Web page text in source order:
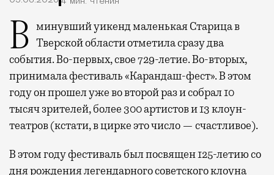
В минувший уикенд маленькая Старица в Тверской области отметила сразу два
события. Во-первых, свое 729-летие. Во-вторых,
принимала фестиваль «Карандаш-фест». В этом
году он прошел уже во второй раз и собрал 10
тысяч зрителей, более 300 артистов и 13 клоун-
театров (кстати, в цирке это число — счастливое).
В этом году фестиваль был посвящен 125-летию со
дня рождения легендарного советского клоуна